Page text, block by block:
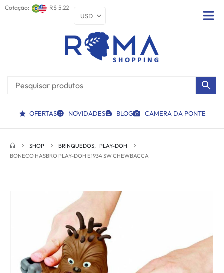
Cotação: R$ 5.22
OFERTAS NOVIDADES BLOG CAMERA DA PONTE
SHOP BRINQUEDOS, PLAY-DOH
BONECO HASBRO PLAY-DOH E1934 SW CHEWBACCA